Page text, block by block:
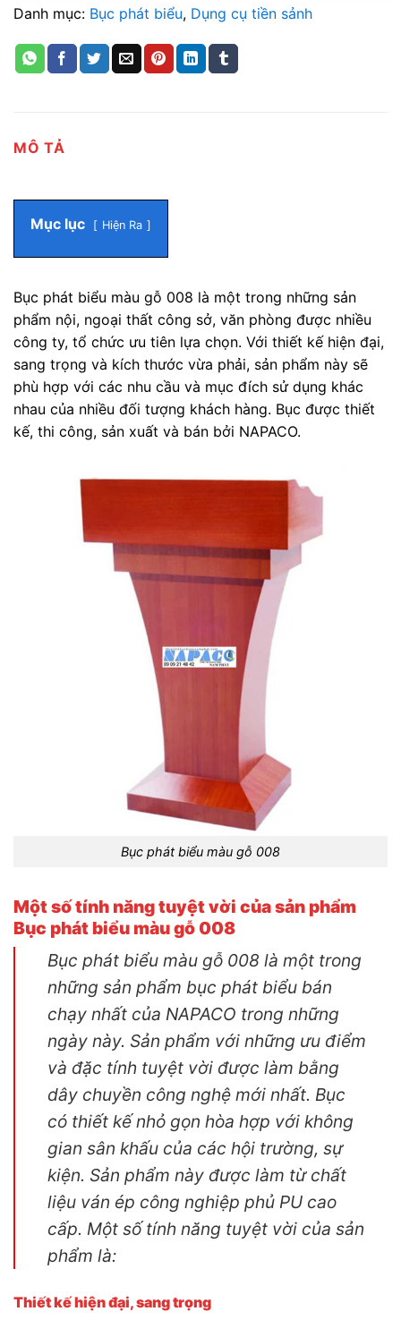
Danh mục: Bục phát biểu, Dụng cụ tiền sảnh
MÔ TẢ
Mục lục Hiện Ra
Bục phát biểu màu gỗ 008 là một trong những sản
phẩm nội, ngoại thất công sở, văn phòng được nhiều
công ty, tổ chức ưu tiên lựa chọn. Với thiết kế hiện đại,
sang trọng và kích thước vừa phải, sản phẩm này sẽ
phù hợp với các nhu cầu và mục đích sử dụng khác
nhau của nhiều đối tượng khách hàng. Bục được thiết
kế, thi công, sản xuất và bán bởi NAPACO.
Bục phát biểu màu gỗ 008
Một số tính năng tuyệt vời của sản phẩm
Bục phát biểu màu gỗ 008
Bục phát biểu màu gỗ 008 là một trong
những sản phẩm bục phát biểu bán
chạy nhất của NAPACO trong những
ngày này. Sản phẩm với những ưu điểm
và đặc tính tuyệt vời được làm bằng
dây chuyền công nghệ mới nhất. Bục
có thiết kế nhỏ gọn hòa hợp với không
gian sân khấu của các hội trường, sự
kiện. Sản phẩm này được làm từ chất
liệu ván ép công nghiệp phủ PU cao
cấp. Một số tính năng tuyệt vời của sản
phẩm là:
Thiết kế hiện đại, sang trọng